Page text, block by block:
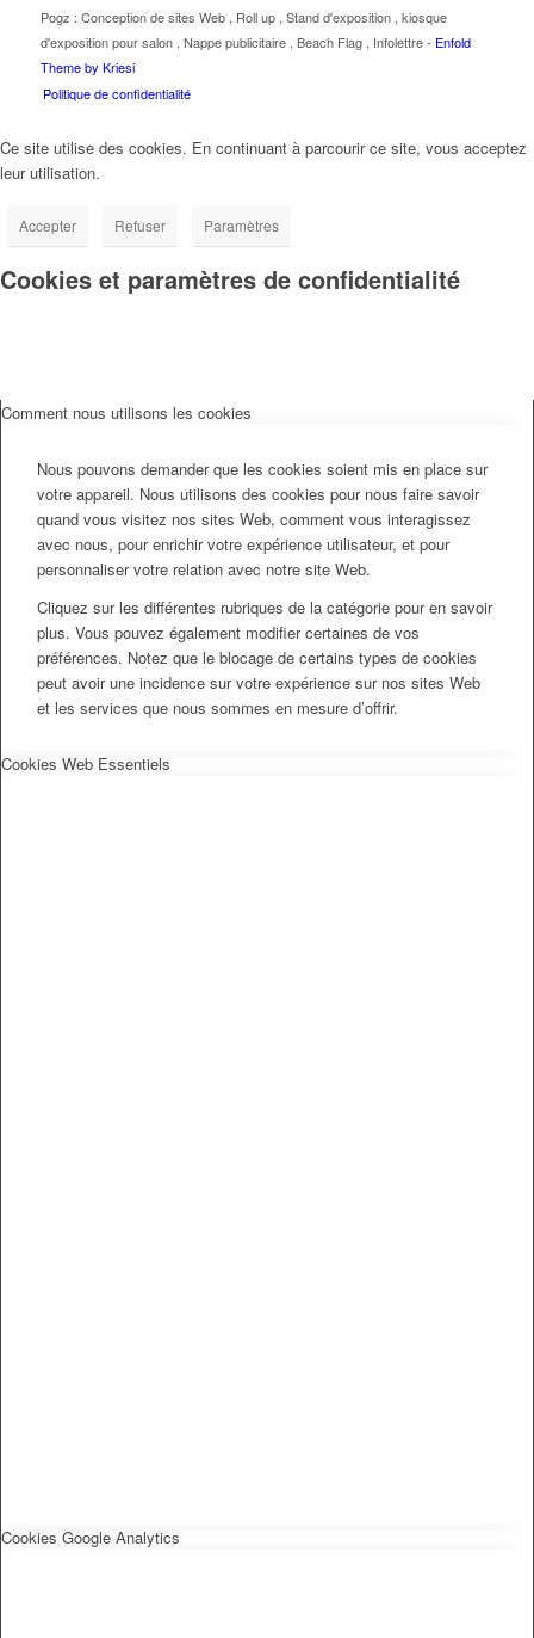
Pogz : Conception de sites Web , Roll up , Stand d'exposition , kiosque
d'exposition pour salon , Nappe publicitaire , Beach Flag , Infolettre - Enfold
Theme by Kriesi
Politique de confidentialité
Ce site utilise des cookies. En continuant à parcourir ce site, vous acceptez
leur utilisation.
Accepter Refuser Paramètres
Cookies et paramètres de confidentialité
Comment nous utilisons les cookies
Nous pouvons demander que les cookies soient mis en place sur
votre appareil. Nous utilisons des cookies pour nous faire savoir
quand vous visitez nos sites Web, comment vous interagissez
avec nous, pour enrichir votre expérience utilisateur, et pour
personnaliser votre relation avec notre site Web.
Cliquez sur les différentes rubriques de la catégorie pour en savoir
plus. Vous pouvez également modifier certaines de vos
préférences. Notez que le blocage de certains types de cookies
peut avoir une incidence sur votre expérience sur nos sites Web
et les services que nous sommes en mesure d’offrir.
Cookies Web Essentiels
Cookies Google Analytics